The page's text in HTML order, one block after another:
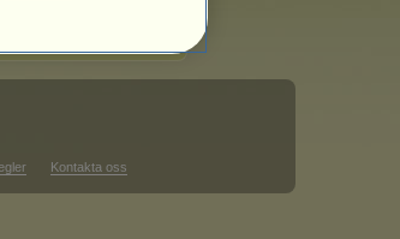
Kontakta oss